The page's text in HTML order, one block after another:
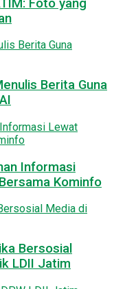
Foto yang
Berita Guna
Informasi
Kominfo
Bersosial
LDII Jatim